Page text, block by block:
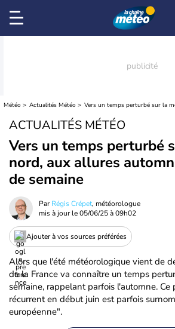
Météo Actualités Météo
ACTUALITÉS MÉTÉO
Vers un temps perturbé
nord, aux allures
de semaine
ParRégis Crépet, météorologue
mis à jour le05/06/25 à 09h02
Ajouter à vos sources préférées
Alors que l'été météorologique vient de
de la France va connaître un temps
semaine, rappelant parfois l'automne. Ce
récurrent en début juin est parfois
européenne".